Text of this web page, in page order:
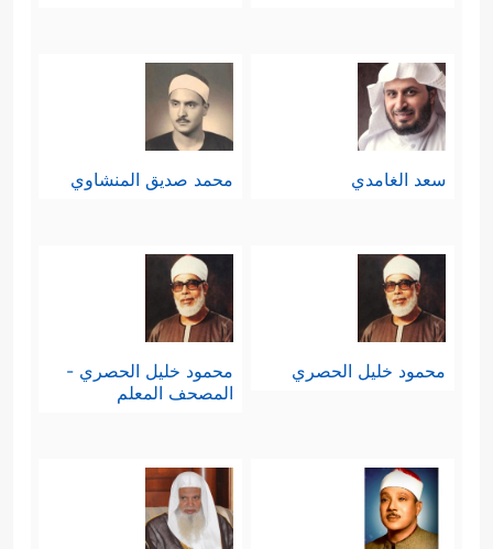
سعد الغامدي محمد صديق المنشاوي
محمود خليل الحصري
محمود خليل الحصري -
المصحف المعلم